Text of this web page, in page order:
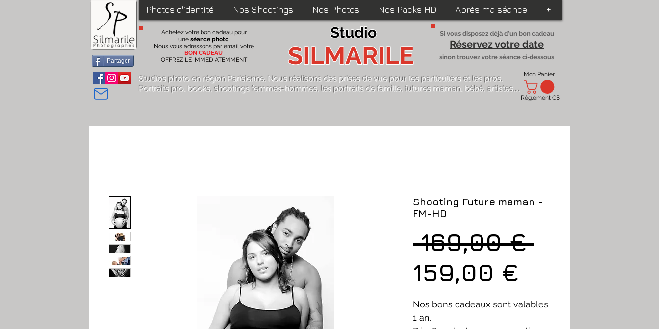
Partager
Photos d'identité Nos Shootings Nos Photos Nos Packs HD Après ma séance +
Achetez votre bon cadeau pour
une séance photo,
Nous vous adressons par email votre
BON CADEAU
OFFREZ LE IMMEDIATEMMENT
Studio
SILMARILE
Si vous disposez déjà d'un bon cadeau
Réservez votre date
sinon trouvez votre séance ci-dessous
Studios photo en région Parisienne. Nous réalisons des prises de vue pour les particulierset les pros.
Portraits pro, books,shootings femmes-hommes, les portraits de famille,futures maman, bébé, artistes,...
Mon Panier
Règlement CB
Shooting Future maman -
FM-HD
169,00 € Prix
159,00 €
Nos bons cadeaux sont valables
1 an.